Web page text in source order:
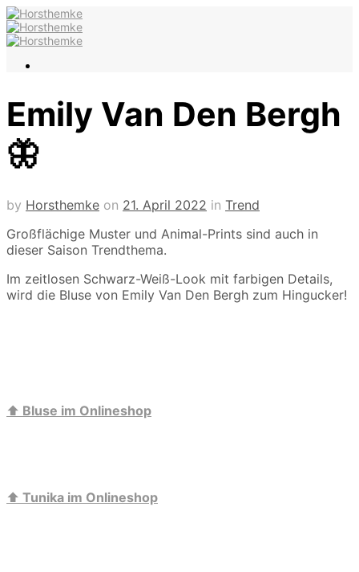
Emily Van Den Bergh
🦋
by Horsthemke on 21. April 2022 in Trend
Großflächige Muster und Animal-Prints sind auch in
dieser Saison Trendthema.
Im zeitlosen Schwarz-Weiß-Look mit farbigen Details,
wird die Bluse von Emily Van Den Bergh zum Hingucker!
⬆️ Bluse im Onlineshop
⬆️ Tunika im Onlineshop